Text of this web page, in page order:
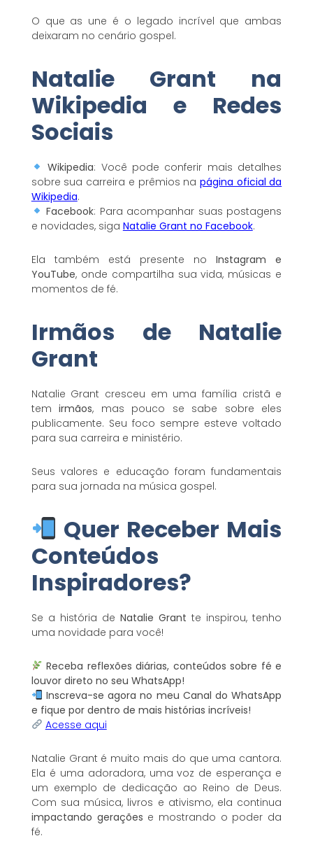
O que as une é o legado incrível que ambas
deixaram no cenário gospel.
Natalie Grant na
Wikipedia e Redes
Sociais
Wikipedia: Você pode conferir mais detalhes
sobre sua carreira e prêmios na página oficial da
Wikipedia.
Facebook: Para acompanhar suas postagens
e novidades, siga Natalie Grant no Facebook.
Ela também está presente noInstagram e
YouTube, onde compartilha sua vida, músicas e
momentos de fé.
Irmãos de Natalie
Grant
Natalie Grant cresceu em uma família cristã e
temirmãos, mas pouco se sabe sobre eles
publicamente. Seu foco sempre esteve voltado
para sua carreira e ministério.
Seus valores e educação foram fundamentais
para sua jornada na música gospel.
Quer Receber Mais
Conteúdos
Inspiradores?
Se a história de Natalie Grant te inspirou, tenho
uma novidade para você!
Receba reflexões diárias, conteúdos sobre fé e
louvor direto no seu WhatsApp!
Inscreva-se agora no meu Canal do WhatsApp
e fique por dentro de mais histórias incríveis!
Acesse aqui
Natalie Grant é muito mais do que uma cantora.
Ela é uma adoradora, uma voz de esperança e
um exemplo de dedicação ao Reino de Deus.
Com sua música, livros e ativismo, ela continua
impactando gerações e mostrando o poder da
fé.